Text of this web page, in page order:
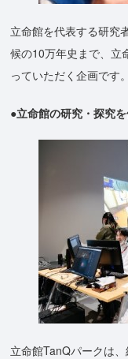
立命館を代表する研究
候の10万年史まで、立
っていただく企画です。
●立命館の研究・探究
立命館TanQパークは